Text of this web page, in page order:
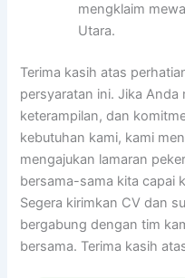
mengklaim
Utara.
Terima kasih atas
persyaratan ini. Jika Anda
keterampilan, dan
kebutuhan kami, kami
mengajukan lamaran
bersama-sama kita capai
Segera kirimkan CV dan
bergabung dengan tim
bersama. Terima kasih